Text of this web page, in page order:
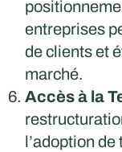
entreprises
de clients et
marché.
Accès à la
l’adoption